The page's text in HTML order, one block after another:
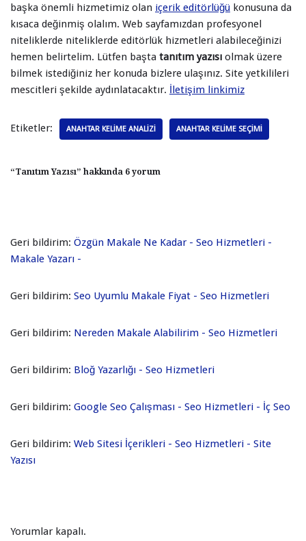
başka önemli hizmetimiz olan içerik editörlüğü konusuna da
kısaca değinmiş olalım. Web sayfamızdan profesyonel
niteliklerde niteliklerde editörlük hizmetleri alabileceğinizi
hemen belirtelim. Lütfen başta tanıtım yazısı olmak üzere
bilmek istediğiniz her konuda bizlere ulaşınız. Site yetkilileri
mescitleri şekilde aydınlatacaktır. İletişim linkimiz
Etiketler: ANAHTAR KELIME ANALIZI ANAHTAR KELIME SEÇIMI
“Tanıtım Yazısı” hakkında 6 yorum
Geri bildirim: Özgün Makale Ne Kadar - Seo Hizmetleri -
Makale Yazarı -
Geri bildirim: Seo Uyumlu Makale Fiyat - Seo Hizmetleri
Geri bildirim: Nereden Makale Alabilirim - Seo Hizmetleri
Geri bildirim: Bloğ Yazarlığı - Seo Hizmetleri
Geri bildirim: Google Seo Çalışması - Seo Hizmetleri - İç Seo
Geri bildirim: Web Sitesi İçerikleri - Seo Hizmetleri - Site
Yazısı
Yorumlar kapalı.